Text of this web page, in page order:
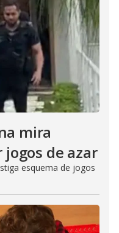
mira
de azar
esquema de jogos